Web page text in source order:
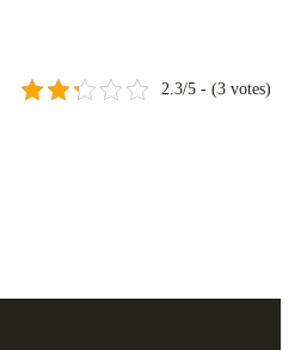
2.3/5 - (3 votes)